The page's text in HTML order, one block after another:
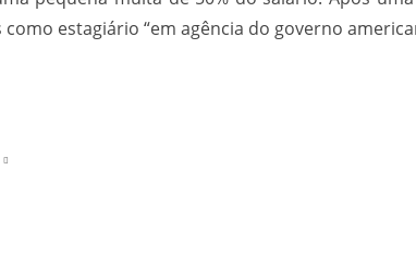
estagiário “em agência do governo